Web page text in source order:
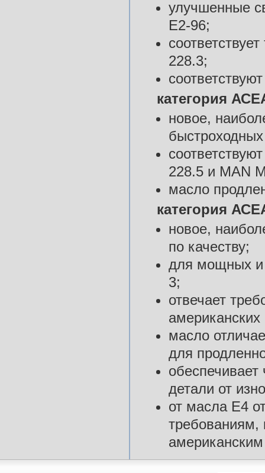
улучшенные
Е2-96;
228.3;
категория
новое,
228.5 и MAN
масло
категория
новое,
по качеству;
для мощных и
3;
отвечает
масло
для
обеспечивает
детали от
от масла Е4
требованиям,